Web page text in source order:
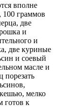
вполне
100 граммов
две
и
и
две куриные
и соевый
масле и
порезать
кешью, мелко
готов к